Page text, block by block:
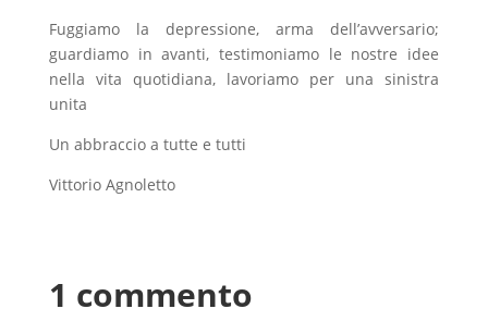
Fuggiamo la depressione, arma dell’avversario;
guardiamo in avanti, testimoniamo le nostre idee
nella vita quotidiana, lavoriamo per una sinistra
unita
Un abbraccio a tutte e tutti
Vittorio Agnoletto
1 commento